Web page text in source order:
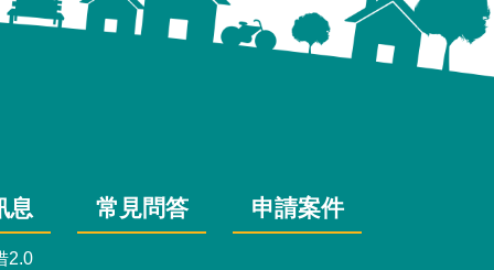
息
2.0
常見問答 申請案件